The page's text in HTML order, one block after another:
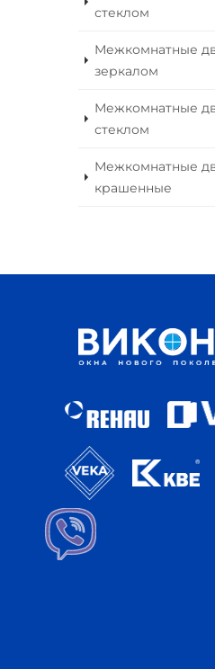
стеклом
Межкомнатные
зеркалом
Межкомнатные
стеклом
Межкомнатные
крашенные